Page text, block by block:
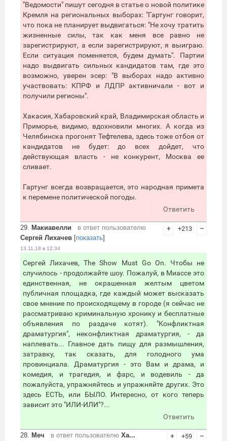
"Ведомости" пишут сегодня в статье о новой политике
Кремля на региональных выборах: "Гартунг говорит,
что пока не планирует выдвигаться: "Не хочу тратить
жизненные силы, так как меня все равно не
зарегистрируют, а если зарегистрируют, я выиграю.
Если ситуация поменяется, будем думать". Партии
надо выдвигать сильных кандидатов там, где это
возможно, уверен эсер: "В выборах надо активно
участвовать: КПРФ и ЛДПР активничали - вот и
получили регионы".
Хакасия, Хабаровский край, Владимирская область и
Приморье, видимо, вдохновили многих. А когда из
Челябинска прогонят Тефтелева, здесь тоже отбоя от
кандидатов не будет: до всех дойдет, что
действующая власть - не конкурент, Москва ее
сливает.
Гартунг всегда возвращается, это народная примета
к перемене политической погоды.
Ответить
29. Макиавелли
в ответ пользователю
Сергей Лихачев [показать]
13.11.18 в 12:34
+ +213 –
Сергей Лихачев, The Show Must Go On. Чтобы не
случилось - продолжайте шоу. Пожалуй, в Миассе это
единственная, не окрашенная желтым цветом
публичная площадка, где каждый может высказать
свое мнение по происходящему в городе (я сейчас не
рассматриваю криминальную хронику и бесплатные
объявления по раздаче котят). "Конфликтная
драматургия", неконфликтная драматургия, - да
наплевать... Главное дать пищу для размышления,
затравку, так сказать, для голодного ума
провинциала. Драматургия - это Вам и драма, и
комедия, и трагедия, и фарс, и водевиль - да
пожалуйста, упражняйтесь и упражняйте других. Это
здесь ЕСТЬ, или БЫЛО. Интересно, от кого теперь
зависит это "ИЛИ-ИЛИ"?...
Ответить
28. Меч в ответ пользователю Ха...
+ +59 –